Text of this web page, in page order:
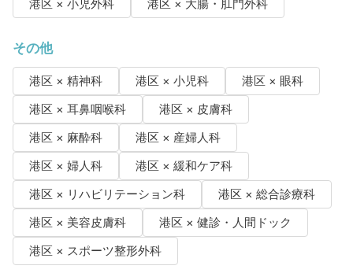
港区 × 小児外科
港区 × 大腸・肛門外科
その他
港区 × 精神科 港区 × 小児科
港区 × 眼科
港区 × 耳鼻咽喉科
港区 × 皮膚科
港区 × 麻酔科
港区 × 産婦人科
港区 × 婦人科
港区 × 緩和ケア科
港区 × リハビリテーション科
港区 × 総合診療科
港区 × 美容皮膚科
港区 × 健診・人間ドック
港区 × スポーツ整形外科